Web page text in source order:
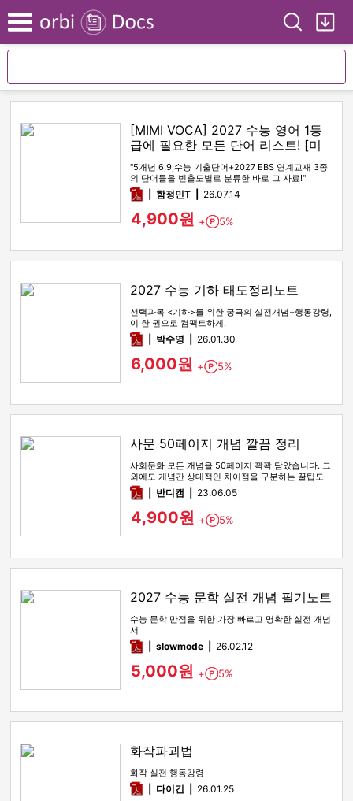
Menu Search
[MIMI VOCA] 2027 수능 영어 1등
급에 필요한 모든 단어 리스트! [미
미보카]
"5개년 6,9,수능 기출단어+2027 EBS 연계교재 3종
의 단어들을 빈출도별로 분류한 바로 그 자료!"
pdf함정민T 26.07.14
4,900원 + Point
5%
2027 수능 기하 태도정리노트
선택과목 <기하>를 위한 궁극의 실전개념+행동강령,
이 한 권으로 컴팩트하게.
pdf박수영 26.01.30
6,000원 + Point
5%
사문 50페이지 개념 깔끔 정리
사회문화 모든 개념을 50페이지 꽉꽉 담았습니다. 그
외에도 개념간 상대적인 차이점을 구분하는 꿀팁도
함께 있습니다
pdf반디캠 23.06.05
4,900원 + Point
5%
2027 수능 문학 실전 개념 필기노트
수능 문학 만점을 위한 가장 빠르고 명확한 실전 개념
서
pdfslowmode 26.02.12
5,000원 + Point
5%
화작파괴법
화작 실전 행동강령
pdf다이긴 26.01.25